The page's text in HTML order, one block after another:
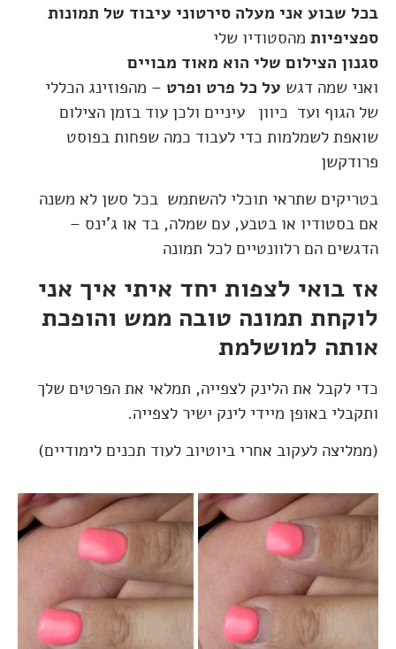
בכל שבוע אני מעלה סירטוני עיבוד של תמונות
ספציפיותמהסטודיו שלי
סגנון הצילום שלי הוא מאוד מבויים
ואני שמה דגש על כל פרט ופרט– מהפוזינג הכללי
של הגוף ועד כיוון עיניים ולכן עוד בזמן הצילום
שואפת לשמלמות כדי לעבוד כמה שפחות בפוסט
פרודקשן
בטריקים שתראי תוכלי להשתמש בכל סשן לא משנה
אם בסטודיו או בטבע, עם שמלה, בד או ג'ינס –
הדגשים הם רלוונטיים לכל תמונה
אז בואי לצפות יחד איתי איך אני
לוקחת תמונה טובה ממש והופכת
אותה למושלמת
כדי לקבל את הלינק לצפייה, תמלאי את הפרטים שלך
ותקבלי באופן מיידי לינק ישיר לצפייה.
(ממליצה לעקוב אחרי ביוטיוב לעוד תכנים לימודיים)